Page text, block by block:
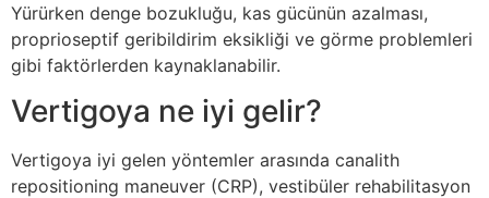
Yürürken denge bozukluğu, kas gücünün azalması,
proprioseptif geribildirim eksikliği ve görme problemleri
gibi faktörlerden kaynaklanabilir.
Vertigoya ne iyi gelir?
Vertigoya iyi gelen yöntemler arasında canalith
repositioning maneuver (CRP), vestibüler rehabilitasyon